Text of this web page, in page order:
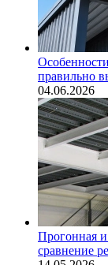
правильно
04.06.2026
Прогонная
сравнение